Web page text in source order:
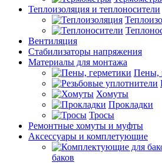
Теплоизоляция и теплоносители
Вентиляция
Стабилизаторы напряжения
Материалы для монтажа
Пены,
Хомуты
Прокладки
Тросы
Ремонтные хомуты и муфты
Аксессуары и комплетующие
баков